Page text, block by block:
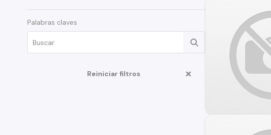
Palabras claves
Reiniciar filtros